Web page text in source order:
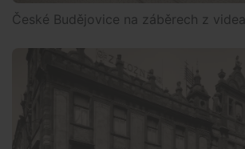
České Budějovice na záběrech z videa